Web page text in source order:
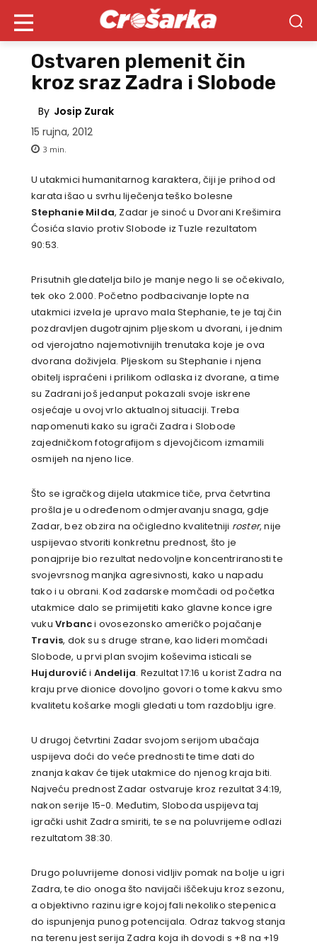
Ostvaren plemenit čin
kroz sraz Zadra i Slobode
By Josip Zurak
15 rujna, 2012
3 min.
U utakmici humanitarnog karaktera, čiji je prihod od
karata išao u svrhu liječenja teško bolesne
Stephanie Milda, Zadar je sinoć u Dvorani Krešimira
Ćosića slavio protiv Slobode iz Tuzle rezultatom
90:53.
Prisutnih gledatelja bilo je manje nego li se očekivalo,
tek oko 2.000. Početno podbacivanje lopte na
utakmici izvela je upravo mala Stephanie, te je taj čin
pozdravljen dugotrajnim pljeskom u dvorani, i jednim
od vjerojatno najemotivnijih trenutaka koje je ova
dvorana doživjela. Pljeskom su Stephanie i njena
obitelj ispraćeni i prilikom odlaska iz dvorane, a time
su Zadrani još jedanput pokazali svoje iskrene
osjećaje u ovoj vrlo aktualnoj situaciji. Treba
napomenuti kako su igrači Zadra i Slobode
zajedničkom fotografijom s djevojčicom izmamili
osmijeh na njeno lice.
Što se igračkog dijela utakmice tiče, prva četvrtina
prošla je u određenom odmjeravanju snaga, gdje
Zadar, bez obzira na očigledno kvalitetniji roster, nije
uspijevao stvoriti konkretnu prednost, što je
ponajprije bio rezultat nedovoljne koncentriranosti te
svojevrsnog manjka agresivnosti, kako u napadu
tako i u obrani. Kod zadarske momčadi od početka
utakmice dalo se primijetiti kako glavne konce igre
vuku Vrbanci ovosezonsko američko pojačanje
Travis, dok su s druge strane, kao lideri momčadi
Slobode, u prvi plan svojim koševima isticali se
Hujdurovići Andelija. Rezultat 17:16 u korist Zadra na
kraju prve dionice dovoljno govori o tome kakvu smo
kvalitetu košarke mogli gledati u tom razdoblju igre.
U drugoj četvrtini Zadar svojom serijom ubačaja
uspijeva doći do veće prednosti te time dati do
znanja kakav će tijek utakmice do njenog kraja biti.
Najveću prednost Zadar ostvaruje kroz rezultat 34:19,
nakon serije 15-0. Međutim, Sloboda uspijeva taj
igrački ushit Zadra smiriti, te se na poluvrijeme odlazi
rezultatom 38:30.
Drugo poluvrijeme donosi vidljiv pomak na bolje u igri
Zadra, te dio onoga što navijači iščekuju kroz sezonu,
a objektivno razinu igre kojoj fali nekoliko stepenica
do ispunjenja punog potencijala. Odraz takvog stanja
na terenu jest serija Zadra koja ih dovodi s +8 na +19